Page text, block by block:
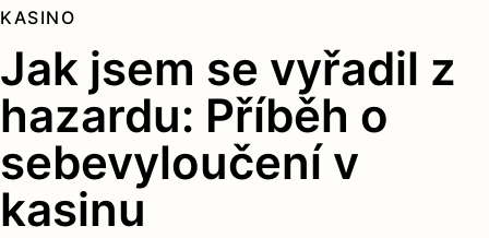
Jak jsem se vyřadil z
hazardu: Příběh o
sebevyloučení v
kasinu
KASINO